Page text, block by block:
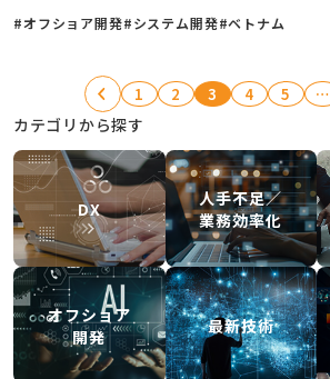
#オフショア開発#システム開発#ベトナム
1 2 3 4 5 …
カテゴリから探す
DX
人手不足／
業務効率化
オフショア
開発
最新技術